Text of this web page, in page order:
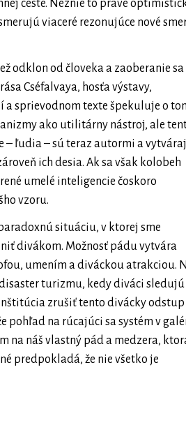
ceste. Neznie to práve
viaceré rezonujúce nové
odklon od človeka a zaoberanie sa
Cséfalvaya, hosťa výstavy,
sprievodnom texte špekuluje o
ako utilitárny nástroj, ale
– ľudia – sú teraz autormi a
ich desia. Ak sa však kolobeh
umelé inteligencie čoskoro
vzoru.
situáciu, v ktorej sme
divákom. Možnosť pádu vytvára
umením a diváckou atrakciou.
turizmu, kedy diváci sledujú
zrušiť tento divácky odstup
pohľad na rúcajúci sa systém v
na náš vlastný pád a medzera,
predpokladá, že nie všetko je